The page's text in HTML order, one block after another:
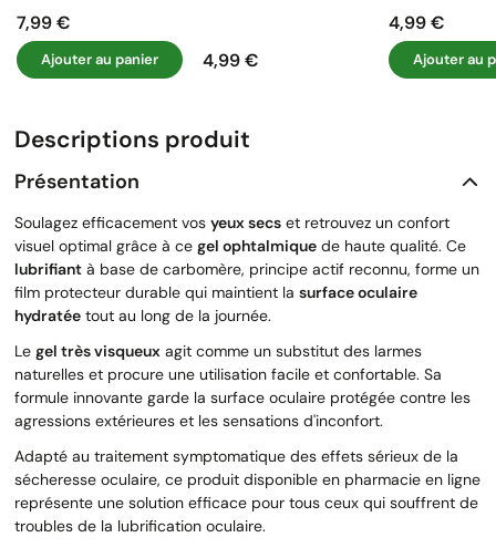
Prix
7,99 €
Ajouter au panier Prix
4,99 €
Prix
4,99 €
Ajouter au
Descriptions produit
Présentation
Soulagez efficacement vos yeux secs et retrouvez un confort
visuel optimal grâce à ce gel ophtalmique de haute qualité. Ce
lubrifiant à base de carbomère, principe actif reconnu, forme un
film protecteur durable qui maintient la surface oculaire
hydratée tout au long de la journée.
Le gel très visqueux agit comme un substitut des larmes
naturelles et procure une utilisation facile et confortable. Sa
formule innovante garde la surface oculaire protégée contre les
agressions extérieures et les sensations d'inconfort.
Adapté au traitement symptomatique des effets sérieux de la
sécheresse oculaire, ce produit disponible en pharmacie en ligne
représente une solution efficace pour tous ceux qui souffrent de
troubles de la lubrification oculaire.